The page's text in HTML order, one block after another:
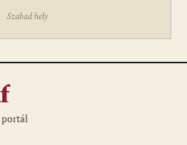
Szabad hely
portál